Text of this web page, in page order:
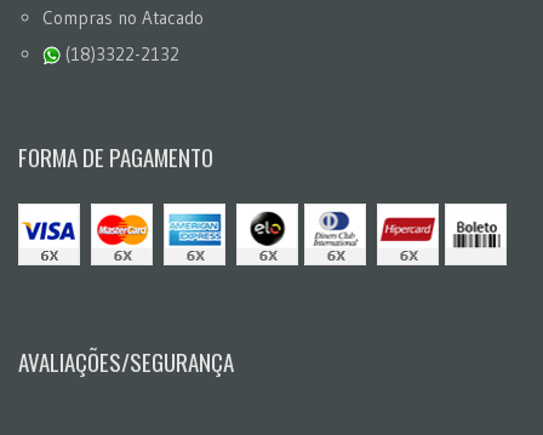
Compras no Atacado
(18)3322-2132
FORMA DE PAGAMENTO
AVALIAÇÕES/SEGURANÇA